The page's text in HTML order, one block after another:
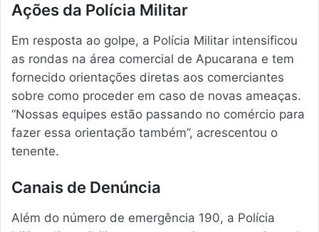
Ações da Polícia Militar
Em resposta ao golpe, a Polícia Militar intensificou
as rondas na área comercial de Apucarana e tem
fornecido orientações diretas aos comerciantes
sobre como proceder em caso de novas ameaças.
“Nossas equipes estão passando no comércio para
fazer essa orientação também”, acrescentou o
tenente.
Canais de Denúncia
Além do número de emergência 190, a Polícia